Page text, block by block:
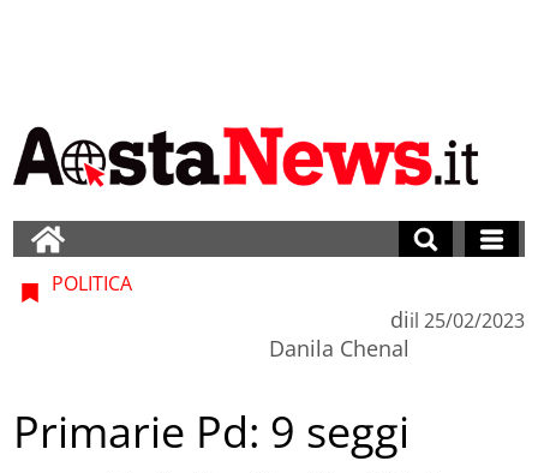
POLITICA
di
Danila Chenal
il 25/02/2023
Primarie Pd: 9 seggi